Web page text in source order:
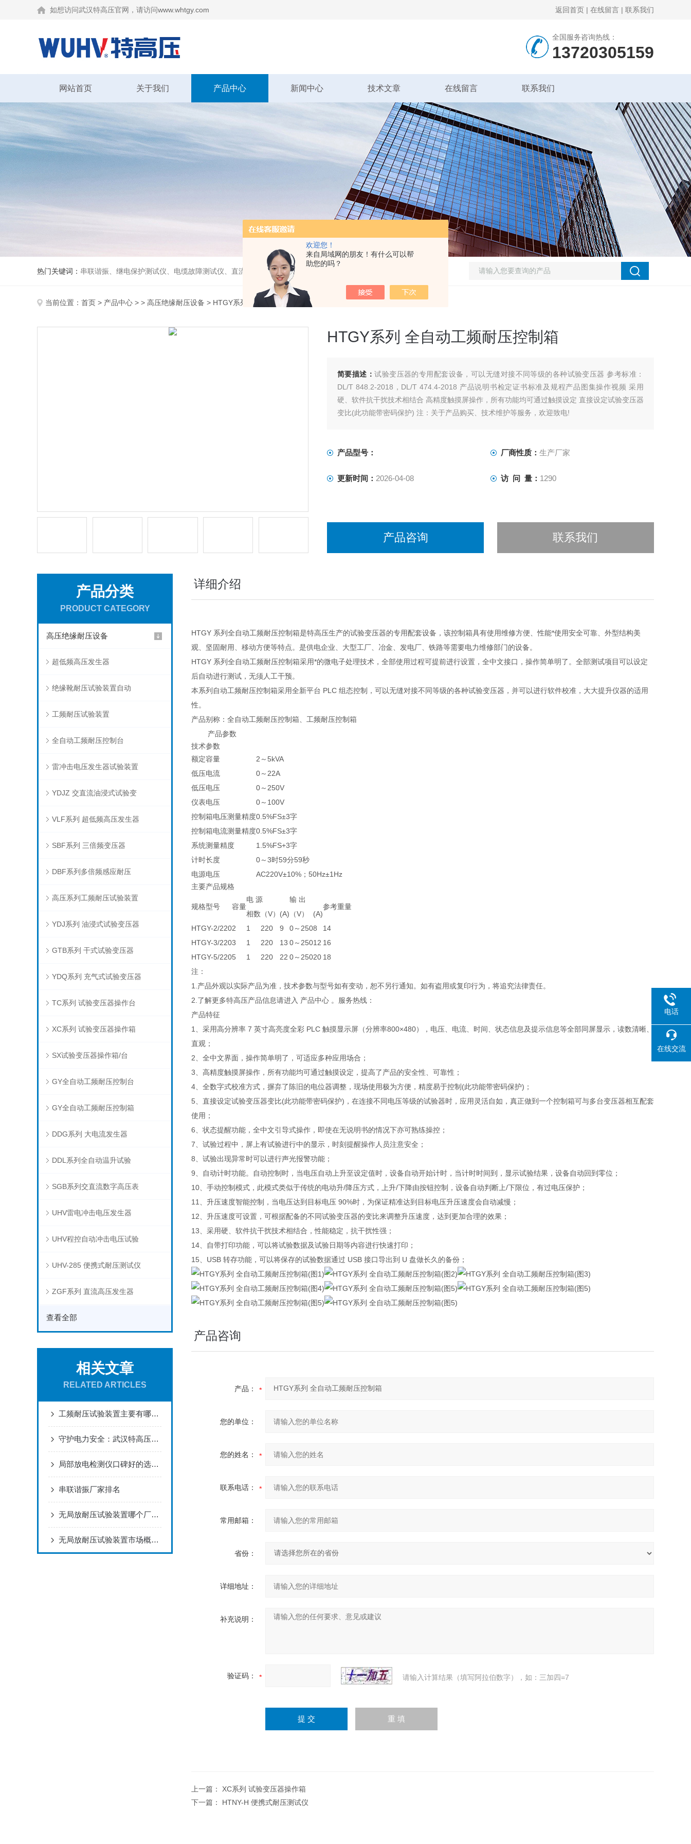
欢迎您！
来自局域网的朋友！有什么可以帮
助您的吗？
如想访问武汉特高压官网，请访问www.whtgy.com 返回首页 | 在线留言 | 联系我们
全国服务咨询热线：
13720305159
网站首页 关于我们 产品中心 新闻中心 技术文章 在线留言 联系我们
热门关键词： 串联谐振、继电保护测试仪、电缆故障测试仪、直流高压发生器等
当前位置： 首页 > 产品中心 > > 高压绝缘耐压设备 > HTGY系列 全自动工频耐压控制箱
HTGY系列 全自动工频耐压控制箱
简要描述：试验变压器的专用配套设备，可以无缝对接不同等级的各种试验变压器 参考标准：
DL/T 848.2-2018，DL/T 474.4-2018 产品说明书检定证书标准及规程产品图集操作视频 采用
硬、软件抗干扰技术相结合 高精度触摸屏操作，所有功能均可通过触摸设定 直接设定试验变压器
变比(此功能带密码保护) 注：关于产品购买、技术维护等服务，欢迎致电!
产品型号： 厂商性质： 生产厂家
更新时间： 2026-04-08 访 问 量： 1290
产品咨询 联系我们
产品分类
PRODUCT CATEGORY
高压绝缘耐压设备
超低频高压发生器
绝缘靴耐压试验装置自动
工频耐压试验装置
全自动工频耐压控制台
雷冲击电压发生器试验装置
YDJZ 交直流油浸式试验变
VLF系列 超低频高压发生器
SBF系列 三倍频变压器
DBF系列多倍频感应耐压
高压系列工频耐压试验装置
YDJ系列 油浸式试验变压器
GTB系列 干式试验变压器
YDQ系列 充气式试验变压器
TC系列 试验变压器操作台
XC系列 试验变压器操作箱
SX试验变压器操作箱/台
GY全自动工频耐压控制台
GY全自动工频耐压控制箱
DDG系列 大电流发生器
DDL系列全自动温升试验
SGB系列交直流数字高压表
UHV雷电冲击电压发生器
UHV程控自动冲击电压试验
UHV-285 便携式耐压测试仪
ZGF系列 直流高压发生器
查看全部
相关文章
RELATED ARTICLES
工频耐压试验装置主要有哪些优势？
守护电力安全：武汉特高压无局放耐压试验装置设备排名的关键角色
局部放电检测仪口碑好的选型建议：如何挑到灵敏可靠现场好用的检测工具？
串联谐振厂家排名
无局放耐压试验装置哪个厂家好？选武汉特高压，技术品质服务三位一体
无局放耐压试验装置市场概况 武汉本土厂家产品及服务详解
详细介绍
HTGY 系列全自动工频耐压控制箱是特高压生产的试验变压器的专用配套设备，该控制箱具有使用维修方便、性能*使用安全可靠、外型结构美
观、坚固耐用、移动方便等特点。是供电企业、大型工厂、冶金、发电厂、铁路等需要电力维修部门的设备。
HTGY 系列全自动工频耐压控制箱采用*的微电子处理技术，全部使用过程可提前进行设置，全中文接口，操作简单明了。全部测试项目可以设定
后自动进行测试，无须人工干预。
本系列自动工频耐压控制箱采用全新平台 PLC 组态控制，可以无缝对接不同等级的各种试验变压器，并可以进行软件校准，大大提升仪器的适用
性。
产品别称：全自动工频耐压控制箱、工频耐压控制箱
产品参数
技术参数
额定容量
2～5kVA
低压电流
0～22A
低压电压
0～250V
仪表电压
0～100V
控制箱电压测量精度0.5%FS±3字
控制箱电流测量精度0.5%FS±3字
系统测量精度
1.5%FS+3字
计时长度
0～3时59分59秒
电源电压
AC220V±10%；50Hz±1Hz
主要产品规格
规格型号 容量
电 源
输 出
参考重量
相数 （V） (A) （V）
(A)
HTGY-2/2202 1 220 9 0～2508
14
HTGY-3/2203 1 220 13 0～25012 16
HTGY-5/2205 1 220 22 0～25020 18
注：
1.产品外观以实际产品为准，技术参数与型号如有变动，恕不另行通知。如有盗用或复印行为，将追究法律责任。
2.了解更多特高压产品信息请进入 产品中心 。服务热线：
产品特征
1、采用高分辨率 7 英寸高亮度全彩 PLC 触摸显示屏（分辨率800×480），电压、电流、时间、状态信息及提示信息等全部同屏显示，读数清晰、
直观；
2、全中文界面，操作简单明了，可适应多种应用场合；
3、高精度触摸屏操作，所有功能均可通过触摸设定，提高了产品的安全性、可靠性；
4、全数字式校准方式，摒弃了陈旧的电位器调整，现场使用极为方便，精度易于控制(此功能带密码保护)；
5、直接设定试验变压器变比(此功能带密码保护)，在连接不同电压等级的试验器时，应用灵活自如，真正做到一个控制箱可与多台变压器相互配套
使用；
6、状态提醒功能，全中文引导式操作，即使在无说明书的情况下亦可熟练操控；
7、试验过程中，屏上有试验进行中的显示，时刻提醒操作人员注意安全；
8、试验出现异常时可以进行声光报警功能；
9、自动计时功能。自动控制时，当电压自动上升至设定值时，设备自动开始计时，当计时时间到，显示试验结果，设备自动回到零位；
10、手动控制模式，此模式类似于传统的电动升/降压方式，上升/下降由按钮控制，设备自动判断上/下限位，有过电压保护；
11、升压速度智能控制，当电压达到目标电压 90%时，为保证精准达到目标电压升压速度会自动减慢；
12、升压速度可设置，可根据配备的不同试验变压器的变比来调整升压速度，达到更加合理的效果；
13、采用硬、软件抗干扰技术相结合，性能稳定，抗干扰性强；
14、自带打印功能，可以将试验数据及试验日期等内容进行快速打印；
15、USB 转存功能，可以将保存的试验数据通过 USB 接口导出到 U 盘做长久的备份；
产品咨询
产品：
您的单位：
您的姓名：
联系电话：
常用邮箱：
省份：
详细地址：
补充说明：
验证码： 请输入计算结果（填写阿拉伯数字），如：三加四=7
上一篇： XC系列 试验变压器操作箱
下一篇： HTNY-H 便携式耐压测试仪
电话
在线交流